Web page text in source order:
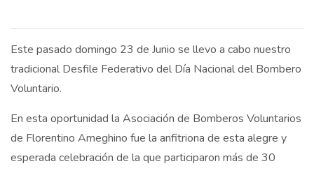
Este pasado domingo 23 de Junio se llevo a cabo nuestro
tradicional Desfile Federativo del Día Nacional del Bombero
Voluntario.
En esta oportunidad la Asociación de Bomberos Voluntarios
de Florentino Ameghino fue la anfitriona de esta alegre y
esperada celebración de la que participaron más de 30